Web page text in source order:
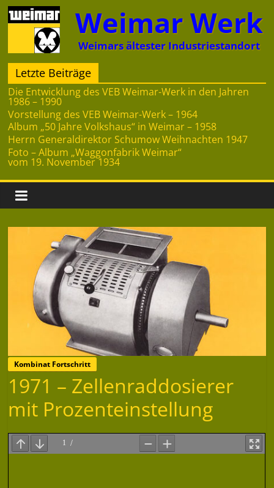
Zum
Inhalt
springen
Weimar Werk
Weimars ältester Industriestandort
Letzte Beiträge
Die Entwicklung des VEB Weimar-Werk in den Jahren
1986 – 1990
Vorstellung des VEB Weimar-Werk – 1964
Album „50 Jahre Volkshaus“ in Weimar – 1958
Herrn Generaldirektor Schumow Weihnachten 1947
Foto – Album „Waggonfabrik Weimar“
vom 19. November 1934
Kombinat Fortschritt
1971 – Zellenraddosierer
mit Prozenteinstellung